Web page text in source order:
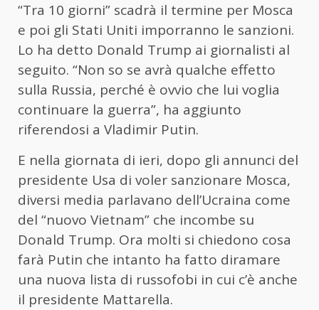
“Tra 10 giorni” scadrà il termine per Mosca
e poi gli Stati Uniti imporranno le sanzioni.
Lo ha detto Donald Trump ai giornalisti al
seguito. “Non so se avrà qualche effetto
sulla Russia, perché è ovvio che lui voglia
continuare la guerra”, ha aggiunto
riferendosi a Vladimir Putin.
E nella giornata di ieri, dopo gli annunci del
presidente Usa di voler sanzionare Mosca,
diversi media parlavano dell’Ucraina come
del “nuovo Vietnam” che incombe su
Donald Trump. Ora molti si chiedono cosa
farà Putin che intanto ha fatto diramare
una nuova lista di russofobi in cui c’è anche
il presidente Mattarella.